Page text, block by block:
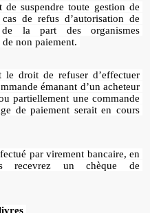
suspendre toute gestion de
de refus d’autorisation de
la part des organismes
non paiement.
le droit de refuser d’effectuer
émanant d’un acheteur
partiellement une commande
de paiement serait en cours
par virement bancaire, en
recevrez un chèque de